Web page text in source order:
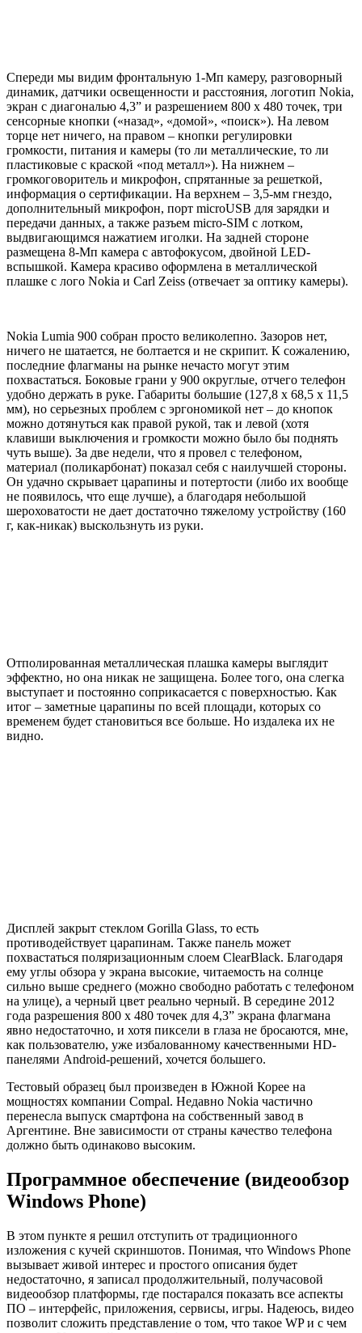
Спереди мы видим фронтальную 1-Мп камеру, разговорный
динамик, датчики освещенности и расстояния, логотип Nokia,
экран с диагональю 4,3” и разрешением 800 х 480 точек, три
сенсорные кнопки («назад», «домой», «поиск»). На левом
торце нет ничего, на правом – кнопки регулировки
громкости, питания и камеры (то ли металлические, то ли
пластиковые с краской «под металл»). На нижнем –
громкоговоритель и микрофон, спрятанные за решеткой,
информация о сертификации. На верхнем – 3,5-мм гнездо,
дополнительный микрофон, порт microUSB для зарядки и
передачи данных, а также разъем micro-SIM с лотком,
выдвигающимся нажатием иголки. На задней стороне
размещена 8-Мп камера с автофокусом, двойной LED-
вспышкой. Камера красиво оформлена в металлической
плашке с лого Nokia и Carl Zeiss (отвечает за оптику камеры).
Nokia Lumia 900 собран просто великолепно. Зазоров нет,
ничего не шатается, не болтается и не скрипит. К сожалению,
последние флагманы на рынке нечасто могут этим
похвастаться. Боковые грани у 900 округлые, отчего телефон
удобно держать в руке. Габариты большие (127,8 x 68,5 x 11,5
мм), но серьезных проблем с эргономикой нет – до кнопок
можно дотянуться как правой рукой, так и левой (хотя
клавиши выключения и громкости можно было бы поднять
чуть выше). За две недели, что я провел с телефоном,
материал (поликарбонат) показал себя с наилучшей стороны.
Он удачно скрывает царапины и потертости (либо их вообще
не появилось, что еще лучше), а благодаря небольшой
шероховатости не дает достаточно тяжелому устройству (160
г, как-никак) выскользнуть из руки.
Отполированная металлическая плашка камеры выглядит
эффектно, но она никак не защищена. Более того, она слегка
выступает и постоянно соприкасается с поверхностью. Как
итог – заметные царапины по всей площади, которых со
временем будет становиться все больше. Но издалека их не
видно.
Дисплей закрыт стеклом Gorilla Glass, то есть
противодействует царапинам. Также панель может
похвастаться поляризационным слоем ClearBlack. Благодаря
ему углы обзора у экрана высокие, читаемость на солнце
сильно выше среднего (можно свободно работать с телефоном
на улице), а черный цвет реально черный. В середине 2012
года разрешения 800 х 480 точек для 4,3” экрана флагмана
явно недостаточно, и хотя пиксели в глаза не бросаются, мне,
как пользователю, уже избалованному качественными HD-
панелями Android-решений, хочется большего.
Тестовый образец был произведен в Южной Корее на
мощностях компании Compal. Недавно Nokia частично
перенесла выпуск смартфона на собственный завод в
Аргентине. Вне зависимости от страны качество телефона
должно быть одинаково высоким.
Программное обеспечение (видеообзор
Windows Phone)
В этом пункте я решил отступить от традиционного
изложения с кучей скриншотов. Понимая, что Windows Phone
вызывает живой интерес и простого описания будет
недостаточно, я записал продолжительный, получасовой
видеообзор платформы, где постарался показать все аспекты
ПО – интерфейс, приложения, сервисы, игры. Надеюсь, видео
позволит сложить представление о том, что такое WP и с чем